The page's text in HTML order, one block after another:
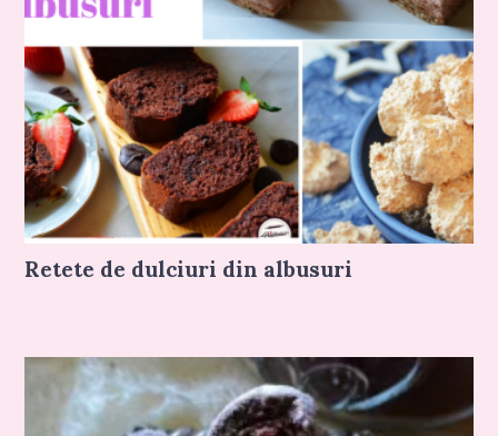
Retete de dulciuri din albusuri